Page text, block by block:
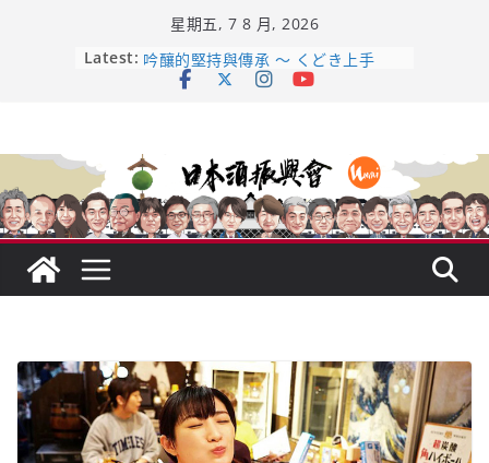
星期五, 7 8 月, 2026
Latest: 龜之井酒造：口說上手 – 山形純米大
吟釀的堅持與傳承 ～ くどき上手
響 𝟭𝟮 年 復活了!
【酒業商戰】130年老酒藏殺入股票
市場！梅乃宿上市背後的密碼